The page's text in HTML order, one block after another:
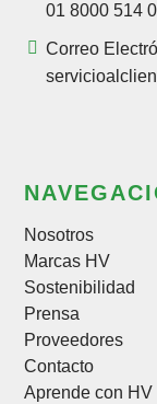
01 8000 514
Correo
Nosotros
Marcas HV
Sostenibilidad
Prensa
Proveedores
Contacto
Aprende con HV